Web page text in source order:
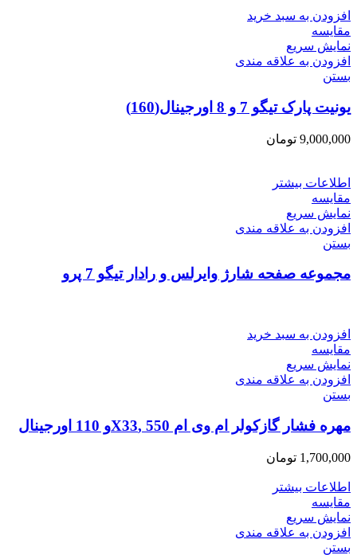
افزودن به سبد خرید
مقایسه
نمایش سریع
افزودن به علاقه مندی
بستن
یونیت پارک تیگو 7 و 8 اورجینال(160)
9,000,000 تومان
اطلاعات بیشتر
مقایسه
نمایش سریع
افزودن به علاقه مندی
بستن
مجموعه صفحه شارژ وایرلس و رادار تیگو 7 پرو
افزودن به سبد خرید
مقایسه
نمایش سریع
افزودن به علاقه مندی
بستن
مهره فشار گازکولر ام وی ام 550 ,X33و 110 اورجینال
1,700,000 تومان
اطلاعات بیشتر
مقایسه
نمایش سریع
افزودن به علاقه مندی
بستن